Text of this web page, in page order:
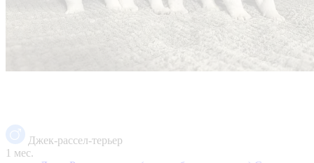
Джек-рассел-терьер
1 мес.